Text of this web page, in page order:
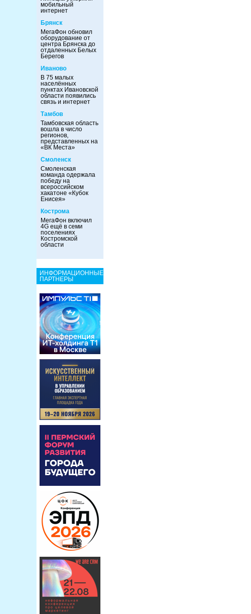
мобильный
интернет
Брянск
МегаФон обновил
оборудование от
центра Брянска до
отдаленных Белых
Берегов
Иваново
В 75 малых
населённых
пунктах Ивановской
области появились
связь и интернет
Тамбов
Тамбовская область
вошла в число
регионов,
представленных на
«ВК Места»
Смоленск
Смоленская
команда одержала
победу на
всероссийском
хакатоне «Кубок
Енисея»
Кострома
МегаФон включил
4G ещё в семи
поселениях
Костромской
области
ИНФОРМАЦИОННЫЕ
ПАРТНЕРЫ